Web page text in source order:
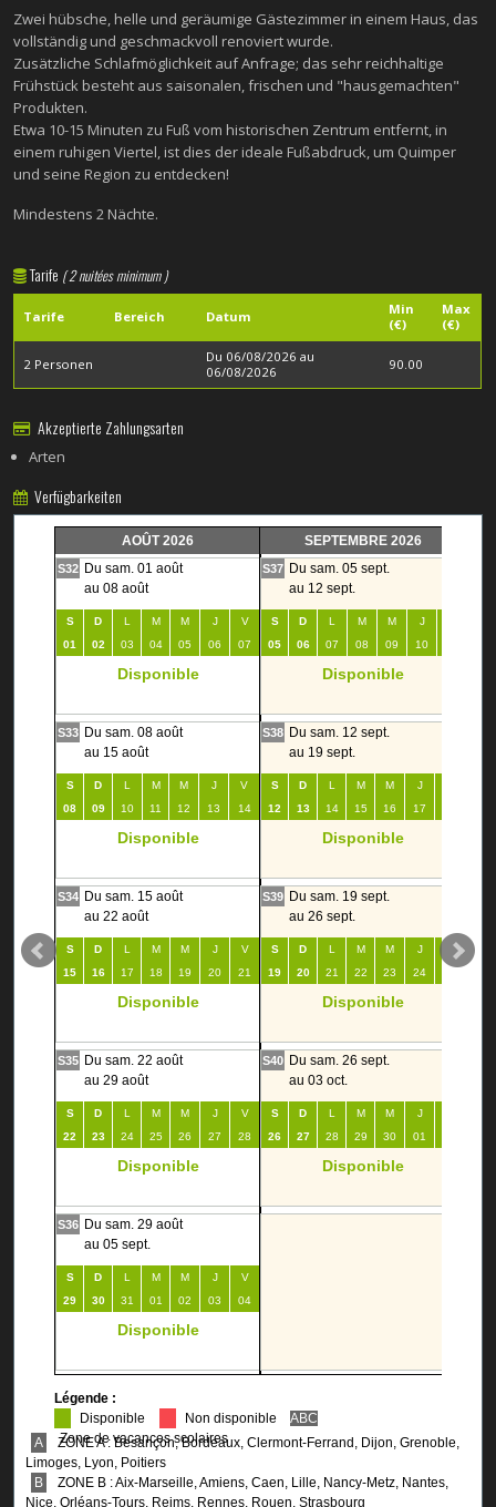
Zwei hübsche, helle und geräumige Gästezimmer in einem Haus, das
vollständig und geschmackvoll renoviert wurde.
Zusätzliche Schlafmöglichkeit auf Anfrage; das sehr reichhaltige
Frühstück besteht aus saisonalen, frischen und "hausgemachten"
Produkten.
Etwa 10-15 Minuten zu Fuß vom historischen Zentrum entfernt, in
einem ruhigen Viertel, ist dies der ideale Fußabdruck, um Quimper
und seine Region zu entdecken!
Mindestens 2 Nächte.
Tarife ( 2 nuitées minimum )
Tarife Bereich Datum
Min
(€)
Max
(€)
2 Personen
Du 06/08/2026 au
06/08/2026
90.00
Akzeptierte Zahlungsarten
Arten
Verfügbarkeiten